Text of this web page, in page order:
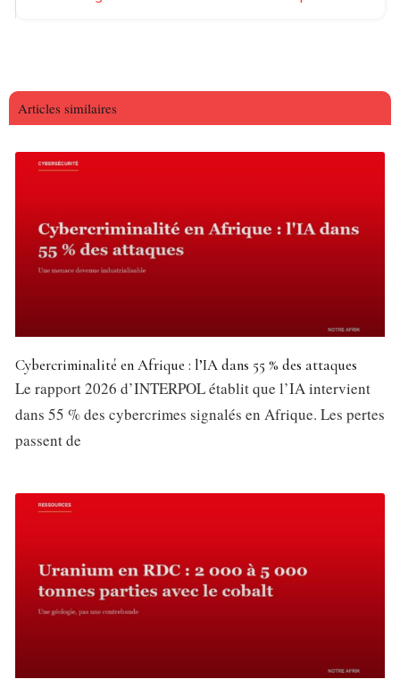
Articles similaires
Cybercriminalité en Afrique : l’IA dans 55 % des attaques
Le rapport 2026 d’INTERPOL établit que l’IA intervient
dans 55 % des cybercrimes signalés en Afrique. Les pertes
passent de